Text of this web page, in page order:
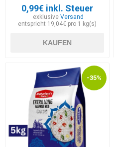
0,99€ inkl. Steuer
exklusiveVersand
entspricht 19,04€ pro 1 kg(s)
KAUFEN
-35%